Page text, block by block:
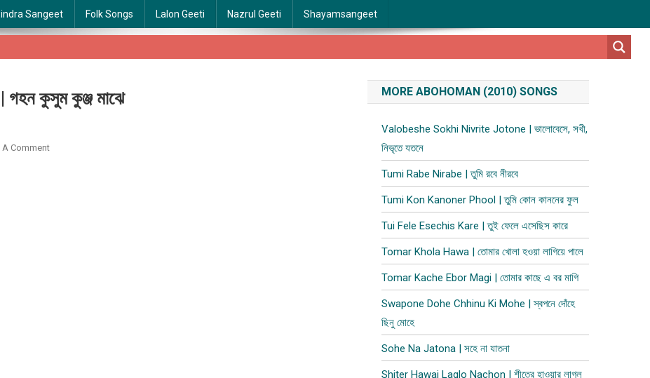
Sangeet Folk Songs Lalon Geeti Nazrul Geeti Shayamsangeet
কুসুম কুঞ্জ মাঝে
A CommentOn
MORE ABOHOMAN (2010) SONGS
Valobeshe Sokhi Nivrite Jotone | ভালোবেসে, সখী,
নিভৃতে যতনে
Tumi Rabe Nirabe | তুমি রবে নীরবে
Tumi Kon Kanoner Phool | তুমি কোন কাননের ফুল
Tui Fele Esechis Kare | তুই ফেলে এসেছিস কারে
Tomar Khola Hawa | তোমার খোলা হওয়া লাগিয়ে পালে
Tomar Kache Ebor Magi | তোমার কাছে এ বর মাগি
Swapone Dohe Chhinu Ki Mohe | স্বপনে দোঁহে
ছিনু মোহে
Sohe Na Jatona | সহে না যাতনা
Shiter Hawai Laglo Nachon | শীতের হাওয়ার লাগল